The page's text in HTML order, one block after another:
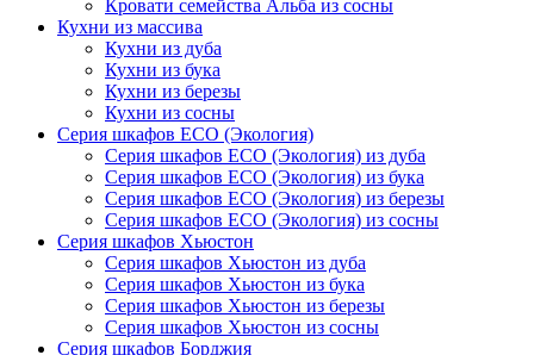
Кровати семейства Альба из сосны
Кухни из массива
Кухни из дуба
Кухни из бука
Кухни из березы
Кухни из сосны
Серия шкафов ECO (Экология)
Серия шкафов ECO (Экология) из дуба
Серия шкафов ECO (Экология) из бука
Серия шкафов ECO (Экология) из березы
Серия шкафов ECO (Экология) из сосны
Серия шкафов Хьюстон
Серия шкафов Хьюстон из дуба
Серия шкафов Хьюстон из бука
Серия шкафов Хьюстон из березы
Серия шкафов Хьюстон из сосны
Серия шкафов Борджия